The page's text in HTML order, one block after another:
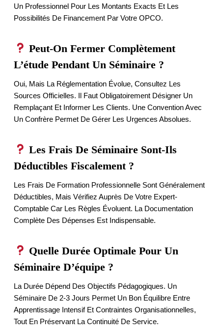
Un Professionnel Pour Les Montants Exacts Et Les
Possibilités De Financement Par Votre OPCO.
Peut-On Fermer Complètement
L’étude Pendant Un Séminaire ?
Oui, Mais La Réglementation Évolue, Consultez Les
Sources Officielles. Il Faut Obligatoirement Désigner Un
Remplaçant Et Informer Les Clients. Une Convention Avec
Un Confrère Permet De Gérer Les Urgences Absolues.
Les Frais De Séminaire Sont-Ils
Déductibles Fiscalement ?
Les Frais De Formation Professionnelle Sont Généralement
Déductibles, Mais Vérifiez Auprès De Votre Expert-
Comptable Car Les Règles Évoluent. La Documentation
Complète Des Dépenses Est Indispensable.
Quelle Durée Optimale Pour Un
Séminaire D’équipe ?
La Durée Dépend Des Objectifs Pédagogiques. Un
Séminaire De 2-3 Jours Permet Un Bon Équilibre Entre
Apprentissage Intensif Et Contraintes Organisationnelles,
Tout En Préservant La Continuité De Service.